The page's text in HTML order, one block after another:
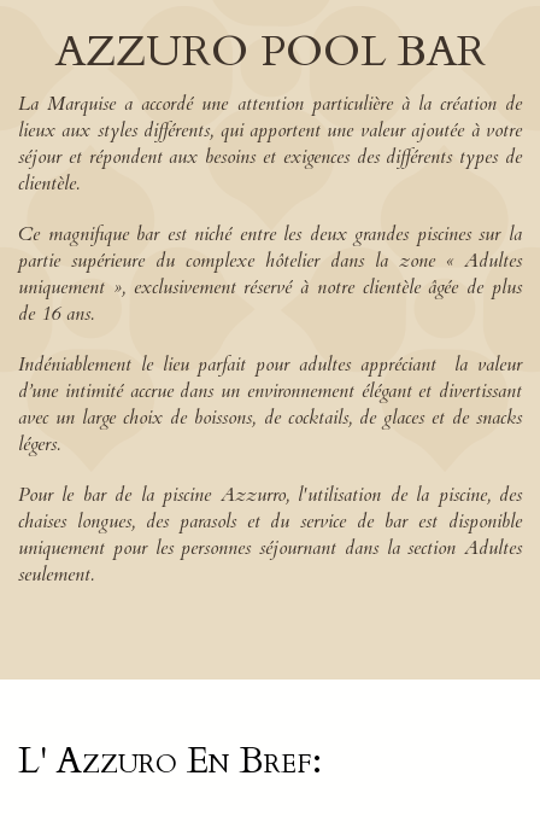
AZZURO POOL BAR
La Marquise a accordé une attention particulière à la création de
lieux aux styles différents, qui apportent une valeur ajoutée à votre
séjour et répondent aux besoins et exigences des différents types de
clientèle.
Ce magnifique bar est niché entre les deux grandes piscines sur la
partie supérieure du complexe hôtelier dans la zone « Adultes
uniquement », exclusivement réservé à notre clientèle âgée de plus
de 16 ans.
Indéniablement le lieu parfait pour adultes appréciant la valeur
d’une intimité accrue dans un environnement élégant et divertissant
avec un large choix de boissons, de cocktails, de glaces et de snacks
légers.
Pour le bar de la piscine Azzurro, l'utilisation de la piscine, des
chaises longues, des parasols et du service de bar est disponible
uniquement pour les personnes séjournant dans la section Adultes
seulement.
L' Azzuro En Bref: